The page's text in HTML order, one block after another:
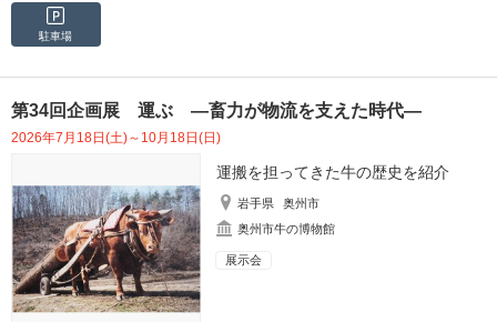
駐車場
第34回企画展 運ぶ ―畜力が物流を支えた時代―
2026年7月18日(土)～10月18日(日)
運搬を担ってきた牛の歴史を紹介
岩手県
奥州市
奥州市牛の博物館
展示会